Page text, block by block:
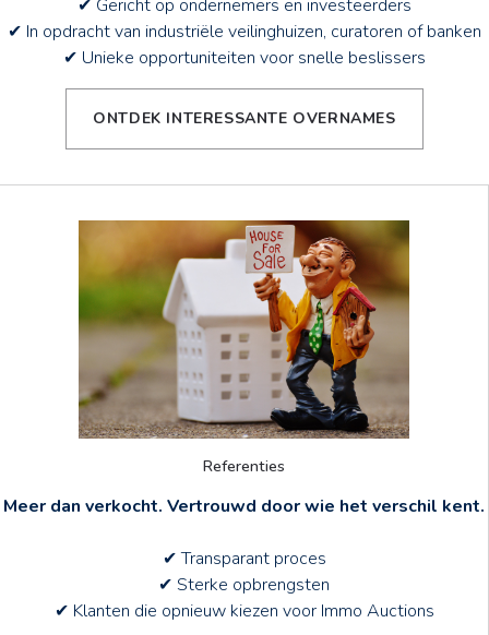
✔ Gericht op ondernemers en investeerders
✔ In opdracht van industriële veilinghuizen, curatoren of banken
✔ Unieke opportuniteiten voor snelle beslissers
ONTDEK INTERESSANTE OVERNAMES
Referenties
Meer dan verkocht. Vertrouwd door wie het verschil kent.
✔ Transparant proces
✔ Sterke opbrengsten
✔ Klanten die opnieuw kiezen voor Immo Auctions